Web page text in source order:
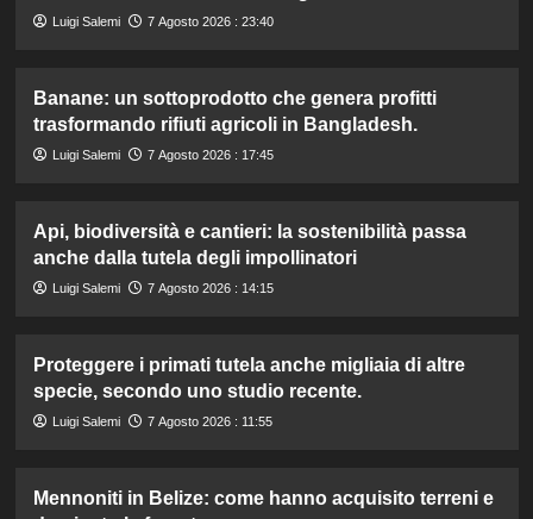
Luigi Salemi 7 Agosto 2026 : 23:40
Banane: un sottoprodotto che genera profitti
trasformando rifiuti agricoli in Bangladesh.
Luigi Salemi 7 Agosto 2026 : 17:45
Api, biodiversità e cantieri: la sostenibilità passa
anche dalla tutela degli impollinatori
Luigi Salemi 7 Agosto 2026 : 14:15
Proteggere i primati tutela anche migliaia di altre
specie, secondo uno studio recente.
Luigi Salemi 7 Agosto 2026 : 11:55
Mennoniti in Belize: come hanno acquisito terreni e